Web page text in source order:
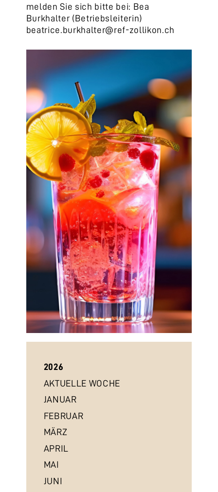
melden Sie sich bitte bei: Bea
Burkhalter (Betriebsleiterin)
beatrice.burkhalter@ref-zollikon.ch
2026
AKTUELLE WOCHE
JANUAR
FEBRUAR
MÄRZ
APRIL
MAI
JUNI